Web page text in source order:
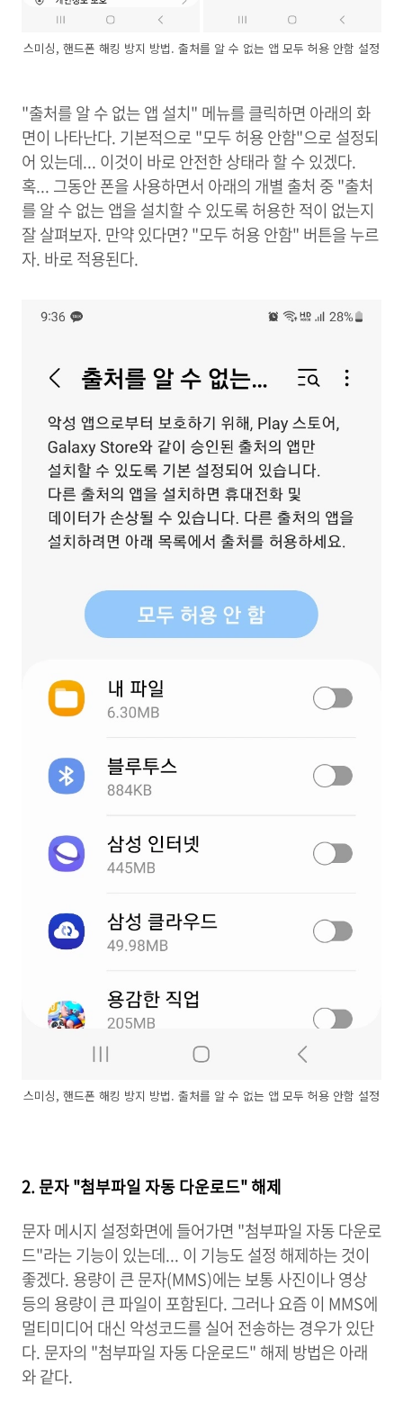
스미싱, 핸드폰 해킹 방지 방법. 출처를 알 수 없는 앱 모두 허용 안함 설정
"출처를 알 수 없는 앱 설치" 메뉴를 클릭하면 아래의 화
면이 나타난다. 기본적으로 "모두 허용 안함"으로 설정되
어 있는데... 이것이 바로 안전한 상태라 할 수 있겠다.
혹... 그동안 폰을 사용하면서 아래의 개별 출처 중 "출처
를 알 수 없는 앱을 설치할 수 있도록 허용한 적이 없는지
잘 살펴보자. 만약 있다면? "모두 허용 안함" 버튼을 누르
자. 바로 적용된다.
스미싱, 핸드폰 해킹 방지 방법. 출처를 알 수 없는 앱 모두 허용 안함 설정
2. 문자 "첨부파일 자동 다운로드" 해제
문자 메시지 설정화면에 들어가면 "첨부파일 자동 다운로
드"라는 기능이 있는데... 이 기능도 설정 해제하는 것이
좋겠다. 용량이 큰 문자(MMS)에는 보통 사진이나 영상
등의 용량이 큰 파일이 포함된다. 그러나 요즘 이 MMS에
멀티미디어 대신 악성코드를 실어 전송하는 경우가 있단
다. 문자의 "첨부파일 자동 다운로드" 해제 방법은 아래
와 같다.